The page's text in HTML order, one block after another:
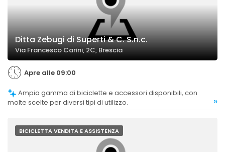
Ditta Zebugi di Superti & C. S.n.c.
Via Francesco Carini, 2C, Brescia
Apre alle 09:00
molte scelte per diversi tipi di utilizzo.
»
BICICLETTA VENDITA E ASSISTENZA